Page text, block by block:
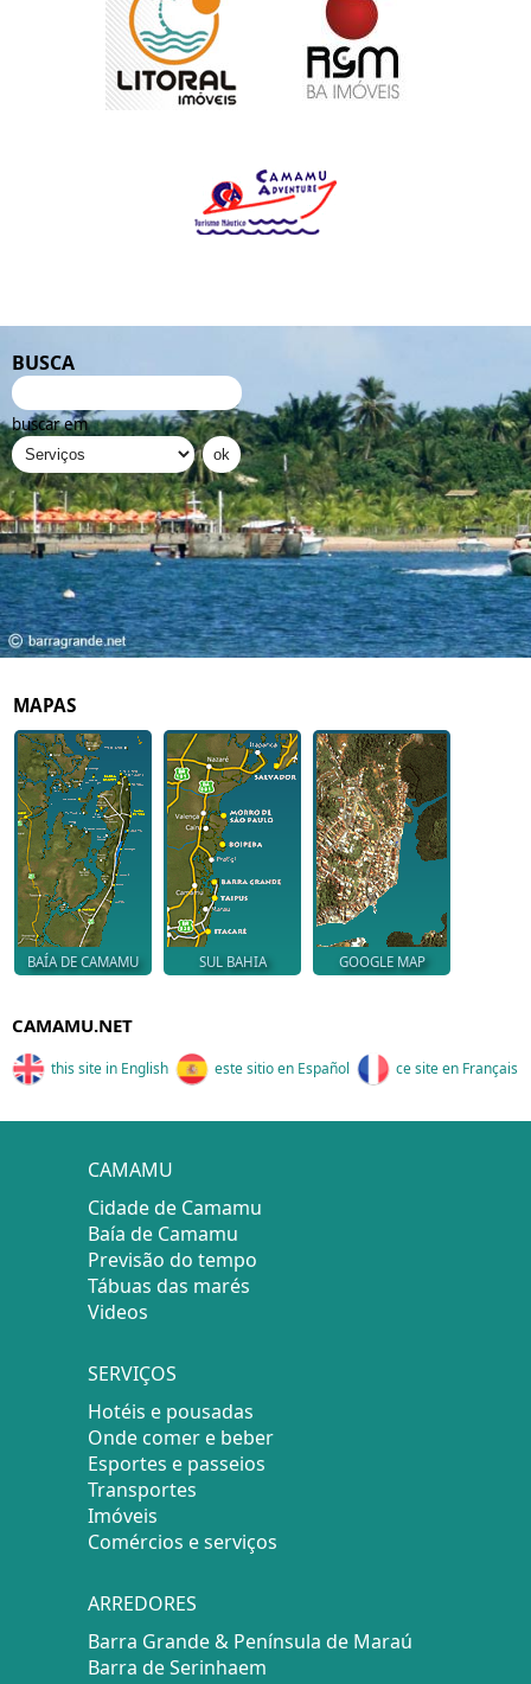
BUSCA
buscar em
MAPAS
BAÍA DE CAMAMU SUL BAHIA GOOGLE MAP
CAMAMU.NET
this site in English este sitio en Español ce site en Français
CAMAMU
Cidade de Camamu
Baía de Camamu
Previsão do tempo
Tábuas das marés
Videos
SERVIÇOS
Hotéis e pousadas
Onde comer e beber
Esportes e passeios
Transportes
Imóveis
Comércios e serviços
ARREDORES
Barra Grande & Península de Maraú
Barra de Serinhaem